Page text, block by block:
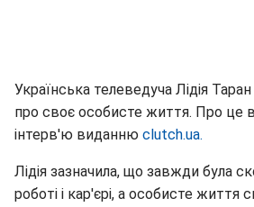
Українська телеведуча Лідія
про своє особисте життя. Про це
інтерв'ю виданню clutch.ua.
Лідія зазначила, що завжди була
роботі і кар'єрі, а особисте життя